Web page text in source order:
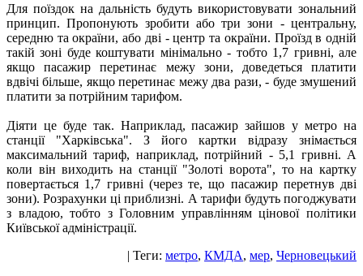
Для поїздок на дальність будуть використовувати зональний
принцип. Пропонують зробити або три зони - центральну,
середню та окраїни, або дві - центр та окраїни. Проїзд в одній
такій зоні буде коштувати мінімально - тобто 1,7 гривні, але
якщо пасажир перетинає межу зони, доведеться платити
вдвічі більше, якщо перетинає межу два рази, - буде змушений
платити за потрійним тарифом.
Діяти це буде так. Наприклад, пасажир зайшов у метро на
станції "Харківська". З його картки відразу знімається
максимальний тариф, наприклад, потрійний - 5,1 гривні. А
коли він виходить на станції "Золоті ворота", то на картку
повертається 1,7 гривні (через те, що пасажир перетнув дві
зони). Розрахунки ці приблизні. А тарифи будуть погоджувати
з владою, тобто з Головним управлінням цінової політики
Київської адміністрації.
| Теги: метро, КМДА, мер, Черновецький